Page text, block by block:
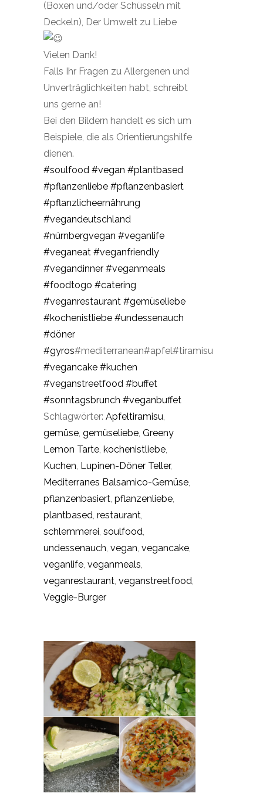
(Boxen und/oder Schüsseln mit
Deckeln), Der Umwelt zu Liebe
Vielen Dank!
Falls Ihr Fragen zu Allergenen und
Unverträglichkeiten habt, schreibt
uns gerne an!
Bei den Bildern handelt es sich um
Beispiele, die als Orientierungshilfe
dienen.
#soulfood #vegan #plantbased
#pflanzenliebe #pflanzenbasiert
#pflanzlicheernährung
#vegandeutschland
#nürnbergvegan #veganlife
#veganeat #veganfriendly
#vegandinner #veganmeals
#foodtogo #catering
#veganrestaurant #gemüseliebe
#kochenistliebe #undessenauch
#döner
#gyros#mediterranean#apfel#tiramisu
#vegancake #kuchen
#veganstreetfood #buffet
#sonntagsbrunch #veganbuffet
Schlagwörter: Apfeltiramisu
gemüse gemüseliebe Greeny
Lemon Tarte kochenistliebe
Kuchen Lupinen-Döner Teller,
Mediterranes Balsamico-Gemüse
pflanzenbasiert pflanzenliebe
plantbased restaurant
schlemmerei soulfood
undessenauch vegan vegancake
veganlife veganmeals
veganrestaurant veganstreetfood
Veggie-Burger